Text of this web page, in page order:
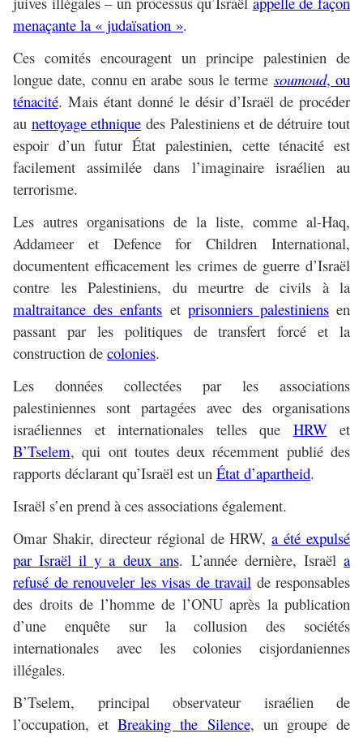
menaçante la « judaïsation ».
Ces comités encouragent un principe palestinien de
longue date, connu en arabe sous le terme soumoud, ou
ténacité. Mais étant donné le désir d’Israël de procéder
au nettoyage ethnique des Palestiniens et de détruire tout
espoir d’un futur État palestinien, cette ténacité est
facilement assimilée dans l’imaginaire israélien au
terrorisme.
Les autres organisations de la liste, comme al-Haq,
Addameer et Defence for Children International,
documentent efficacement les crimes de guerre d’Israël
contre les Palestiniens, du meurtre de civils à la
maltraitance des enfants et prisonniers palestiniensen
passant par les politiques de transfert forcé et la
construction de colonies.
Les données collectées par les associations
palestiniennes sont partagées avec des organisations
israéliennes et internationales telles que HRWet
B’Tselem, qui ont toutes deux récemment publié des
rapports déclarant qu’Israël est un État d’apartheid.
Israël s’en prend à ces associations également.
Omar Shakir, directeur régional de HRW,a été expulsé
par Israël il y a deux ans. L’année dernière, Israëla
refusé de renouveler les visas de travail de responsables
des droits de l’homme de l’ONU après la publication
d’une enquête sur la collusion des sociétés
internationales avec les colonies cisjordaniennes
illégales.
B’Tselem, principal observateur israélien de
l’occupation, etBreaking the Silence, un groupe de